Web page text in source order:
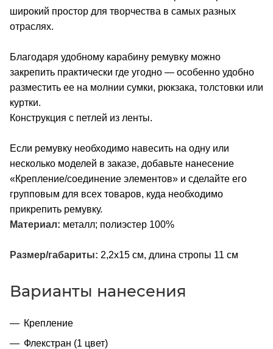
широкий простор для творчества в самых разных
отраслях.
Благодаря удобному карабину ремувку можно
закрепить практически где угодно — особенно удобно
разместить ее на молнии сумки, рюкзака, толстовки или
куртки.
Конструкция с петлей из ленты.
Если ремувку необходимо навесить на одну или
несколько моделей в заказе, добавьте нанесение
«Крепление/соединение элементов» и сделайте его
групповым для всех товаров, куда необходимо
прикрепить ремувку.
Материал: металл; полиэстер 100%
Размер/габариты: 2,2х15 см, длина стропы 11 см
Варианты нанесения
Крепление
Флекстран (1 цвет)